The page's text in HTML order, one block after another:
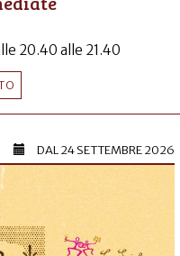
20.40 alle 21.40
DAL24 SETTEMBRE 2026